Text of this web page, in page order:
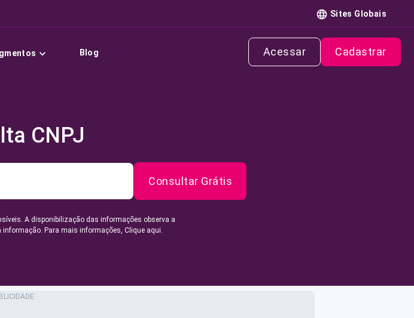
Sites Globais
Blog Acessar Cadastrar
CNPJ
Consultar Grátis
A disponibilização das informações observa a
informação. Para mais informações, Clique aqui.